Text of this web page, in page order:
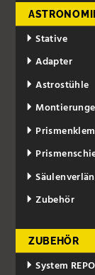
Stative
Adapter
Astrostühle
Zubehör
ZUBEHÖR
System